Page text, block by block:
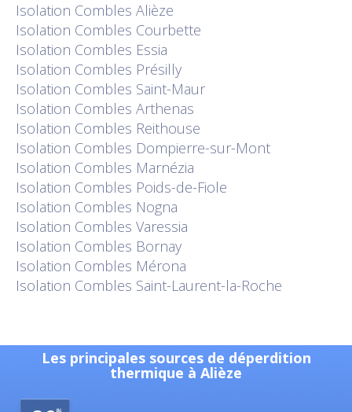
Isolation Combles Alièze
Isolation Combles Courbette
Isolation Combles Essia
Isolation Combles Présilly
Isolation Combles Saint-Maur
Isolation Combles Arthenas
Isolation Combles Reithouse
Isolation Combles Dompierre-sur-Mont
Isolation Combles Marnézia
Isolation Combles Poids-de-Fiole
Isolation Combles Nogna
Isolation Combles Varessia
Isolation Combles Bornay
Isolation Combles Mérona
Isolation Combles Saint-Laurent-la-Roche
Les principales sources de déperdition
thermique à Alièze